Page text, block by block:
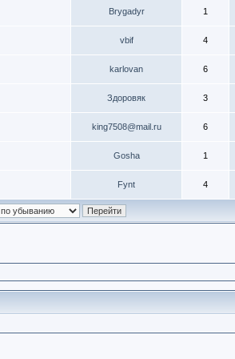
Brygadyr 1
vbif 4
karlovan 6
Здоровяк 3
king7508@mail.ru 6
Gosha 1
Fynt 4